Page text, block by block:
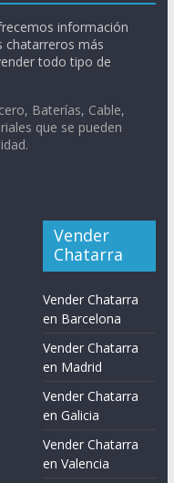
información
chatarreros más
todo tipo de
Baterías, Cable,
que se pueden
Vender
Chatarra
Vender Chatarra
en Barcelona
Vender Chatarra
en Madrid
Vender Chatarra
en Galicia
Vender Chatarra
en Valencia